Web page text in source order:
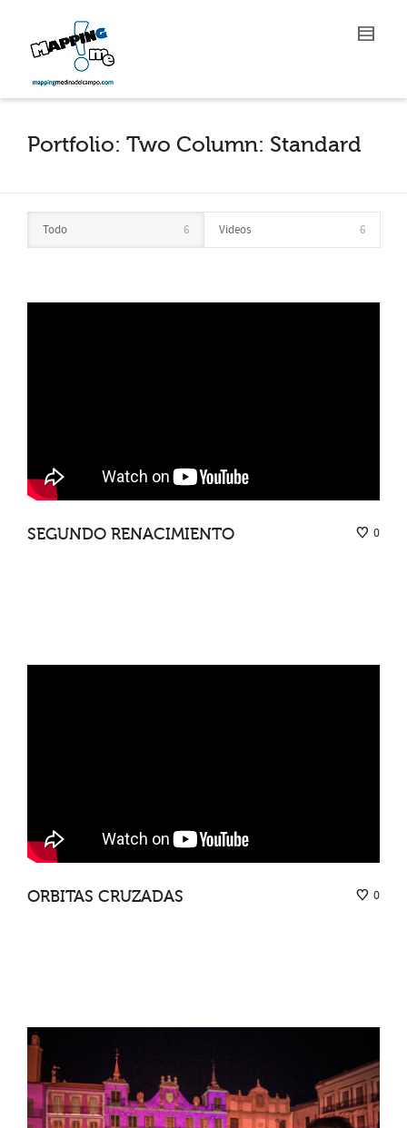
Portfolio: Two Column: Standard
Todo 6 Videos 6
0
SEGUNDO RENACIMIENTO
0
ORBITAS CRUZADAS